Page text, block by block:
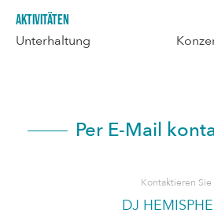
Aktivitäten
Unterhaltung
Per E-Mail
Kontaktieren Sie
DJ